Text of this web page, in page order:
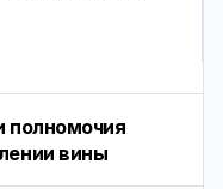
полномочия
вины